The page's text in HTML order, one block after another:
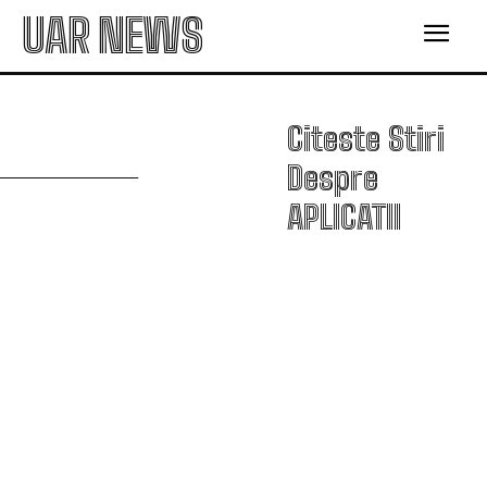
UAR NEWS
Citeste Stiri
Despre
APLICATII
A